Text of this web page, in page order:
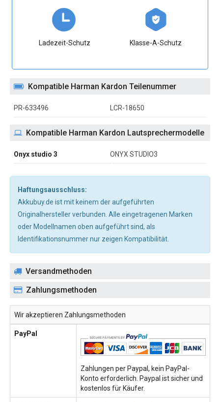
Ladezeit-Schutz Klasse-A-Schutz
Kompatible Harman Kardon Teilenummer
PR-633496 LCR-18650
Kompatible Harman Kardon Lautsprechermodelle
Onyx studio 3 ONYX STUDIO3
Haftungsausschluss:
Akkubuy.de ist mit keinem der aufgeführten
Originalhersteller verbunden. Alle eingetragenen Marken
oder Modellnamen oben aufgeführt sind, als
Identifikationsnummer nur zeigen Kompatibilität.
Versandmethoden
Zahlungsmethoden
Wir akzeptieren Zahlungsmethoden
PayPal
Zahlungen per Paypal, kein PayPal-
Konto erforderlich. Paypal ist sicher und
kostenlos für Käufer.